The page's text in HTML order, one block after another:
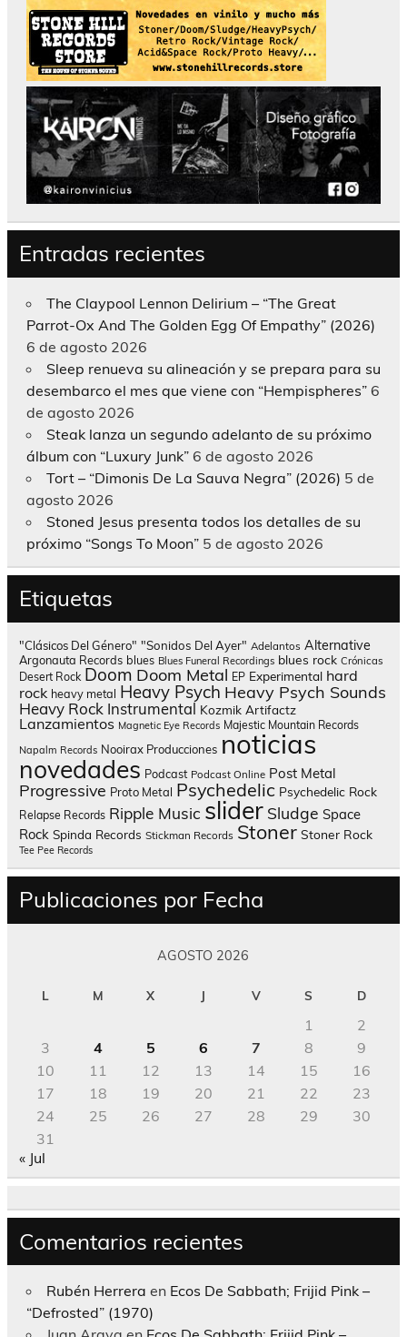
Entradas recientes
The Claypool Lennon Delirium – “The Great
Parrot-Ox And The Golden Egg Of Empathy” (2026)
6 de agosto 2026
Sleep renueva su alineación y se prepara para su
desembarco el mes que viene con “Hempispheres” 6
de agosto 2026
Steak lanza un segundo adelanto de su próximo
álbum con “Luxury Junk” 6 de agosto 2026
Tort – “Dimonis De La Sauva Negra” (2026) 5 de
agosto 2026
Stoned Jesus presenta todos los detalles de su
próximo “Songs To Moon” 5 de agosto 2026
Etiquetas
"Clásicos Del Género" "Sonidos Del Ayer" Adelantos Alternative
Argonauta Records blues Blues Funeral Recordings blues rock Crónicas
Desert Rock Doom Doom Metal EP Experimental hard
rock heavy metal Heavy Psych Heavy Psych Sounds
Heavy Rock Instrumental Kozmik Artifactz
Lanzamientos Magnetic Eye Records Majestic Mountain Records
Napalm Records Nooirax Producciones noticias
novedades Podcast Podcast Online Post Metal
Progressive Proto Metal Psychedelic Psychedelic Rock
Relapse Records Ripple Music slider Sludge Space
Rock Spinda Records Stickman Records Stoner Stoner Rock
Tee Pee Records
Publicaciones por Fecha
AGOSTO 2026
L M X J V S D
1
2
3
4 5 6 7 8
9
10
11 12 13 14 15
16
17
18 19 20 21 22
23
24
25 26 27 28 29
30
31
« Jul
Comentarios recientes
Rubén Herrera en Ecos De Sabbath; Frijid Pink –
“Defrosted” (1970)